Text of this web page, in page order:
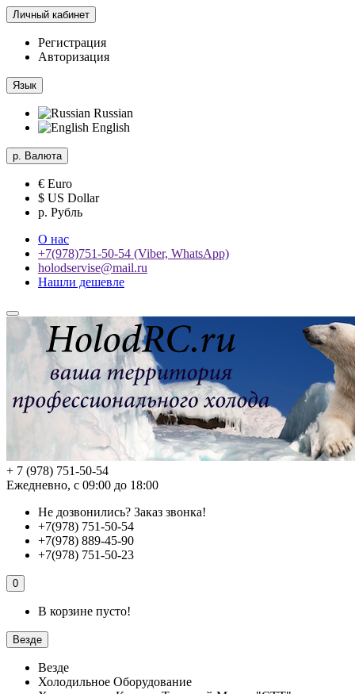
Личный кабинет
Регистрация
Авторизация
Язык
Russian
English
р. Валюта
€ Euro
$ US Dollar
р. Рубль
О нас
+7(978)751-50-54 (Viber, WhatsApp)
holodservise@mail.ru
Нашли дешевле
+ 7 (978) 751-50-54
Ежедневно, с 09:00 до 18:00
Не дозвонились? Заказ звонка!
+7(978) 751-50-54
+7(978) 889-45-90
+7(978) 751-50-23
0
В корзине пусто!
Везде
Везде
Холодильное Оборудование